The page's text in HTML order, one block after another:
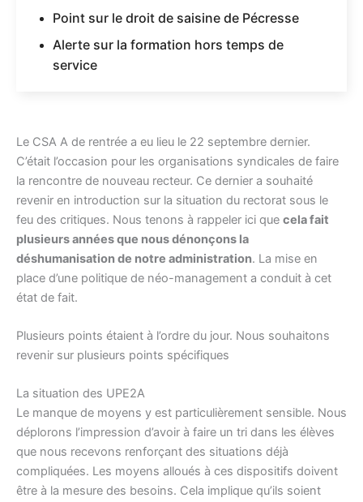
Point sur le droit de saisine de Pécresse
Alerte sur la formation hors temps de
service
Le CSA A de rentrée a eu lieu le 22 septembre dernier.
C’était l’occasion pour les organisations syndicales de faire
la rencontre de nouveau recteur. Ce dernier a souhaité
revenir en introduction sur la situation du rectorat sous le
feu des critiques. Nous tenons à rappeler ici que cela fait
plusieurs années que nous dénonçons la
déshumanisation de notre administration. La mise en
place d’une politique de néo-management a conduit à cet
état de fait.
Plusieurs points étaient à l’ordre du jour. Nous souhaitons
revenir sur plusieurs points spécifiques
La situation des UPE2A
Le manque de moyens y est particulièrement sensible. Nous
déplorons l’impression d’avoir à faire un tri dans les élèves
que nous recevons renforçant des situations déjà
compliquées. Les moyens alloués à ces dispositifs doivent
être à la mesure des besoins. Cela implique qu’ils soient